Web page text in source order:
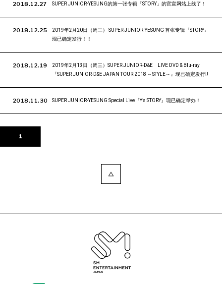
2018.12.27 SUPER JUNIOR-YESUNG的第一张专辑「STORY」的官宣网站上线了！
2018.12.25
2019年2月20日（周三） SUPER JUNIOR-YESUNG 首张专辑『STORY』
现已确定发行！！
2018.12.19
2019年2月13日（周三）SUPER JUNIOR-D&E LIVE DVD & Blu-ray
『SUPER JUNIOR-D&E JAPAN TOUR 2018 ～STYLE～』现已确定发行‼
2018.11.30 SUPER JUNIOR-YESUNG Special Live『Y’s STORY』现已确定举办！
1